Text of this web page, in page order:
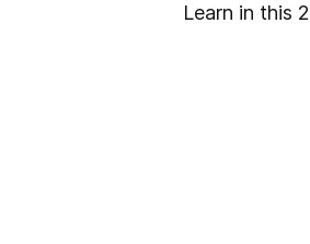
Learn in this